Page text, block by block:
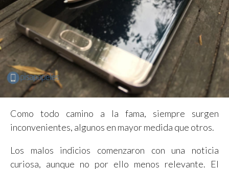
Como todo camino a la fama, siempre surgen
inconvenientes, algunos en mayor medida que otros.
Los malos indicios comenzaron con una noticia
curiosa, aunque no por ello menos relevante. El